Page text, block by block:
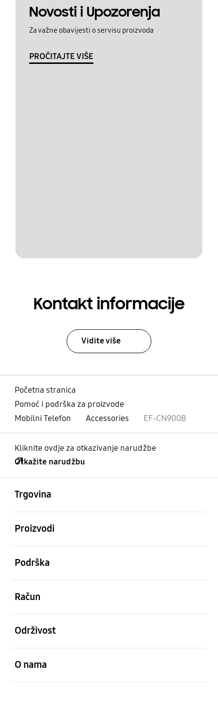
Novosti i Upozorenja
Za važne obavijesti o servisu proizvoda
PROČITAJTE VIŠE
Kontakt informacije
Vidite više
Početna stranica
Pomoć i podrška za proizvode
Mobilni Telefon
Accessories EF-CN900B
Kliknite ovdje za otkazivanje narudžbe
Otkažite narudžbu
Trgovina
Proizvodi
Podrška
Račun
Održivost
O nama